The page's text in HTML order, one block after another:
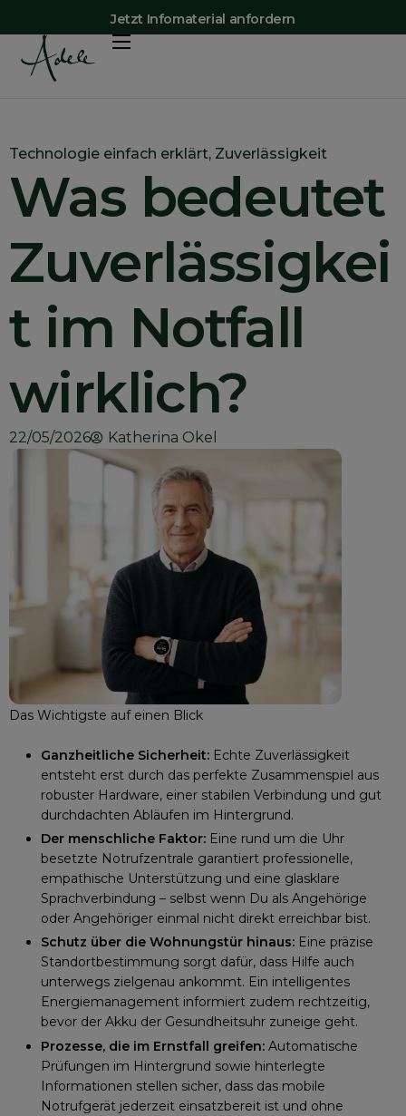
Jetzt Infomaterial anfordern
Vorteile
Preise
Adele-App
Kontakt
Technologie einfach erklärt, Zuverlässigkeit
Was bedeutet
Zuverlässigkei
t im Notfall
wirklich?
22/05/2026 Katherina Okel
Das Wichtigste auf einen Blick
Ganzheitliche Sicherheit: Echte Zuverlässigkeit
entsteht erst durch das perfekte Zusammenspiel aus
robuster Hardware, einer stabilen Verbindung und gut
durchdachten Abläufen im Hintergrund.
Der menschliche Faktor: Eine rund um die Uhr
besetzte Notrufzentrale garantiert professionelle,
empathische Unterstützung und eine glasklare
Sprachverbindung – selbst wenn Du als Angehörige
oder Angehöriger einmal nicht direkt erreichbar bist.
Schutz über die Wohnungstür hinaus: Eine präzise
Standortbestimmung sorgt dafür, dass Hilfe auch
unterwegs zielgenau ankommt. Ein intelligentes
Energiemanagement informiert zudem rechtzeitig,
bevor der Akku der Gesundheitsuhr zuneige geht.
Prozesse, die im Ernstfall greifen: Automatische
Prüfungen im Hintergrund sowie hinterlegte
Informationen stellen sicher, dass das mobile
Notrufgerät jederzeit einsatzbereit ist und ohne